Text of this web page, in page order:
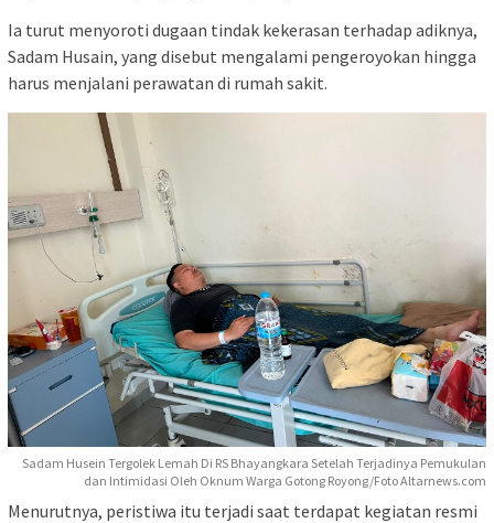
Ia turut menyoroti dugaan tindak kekerasan terhadap adiknya,
Sadam Husain, yang disebut mengalami pengeroyokan hingga
harus menjalani perawatan di rumah sakit.
Sadam Husein Tergolek Lemah Di RS Bhayangkara Setelah Terjadinya Pemukulan
dan Intimidasi Oleh Oknum Warga Gotong Royong/Foto Altarnews.com
Menurutnya, peristiwa itu terjadi saat terdapat kegiatan resmi